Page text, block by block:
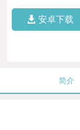
安卓下载
简介